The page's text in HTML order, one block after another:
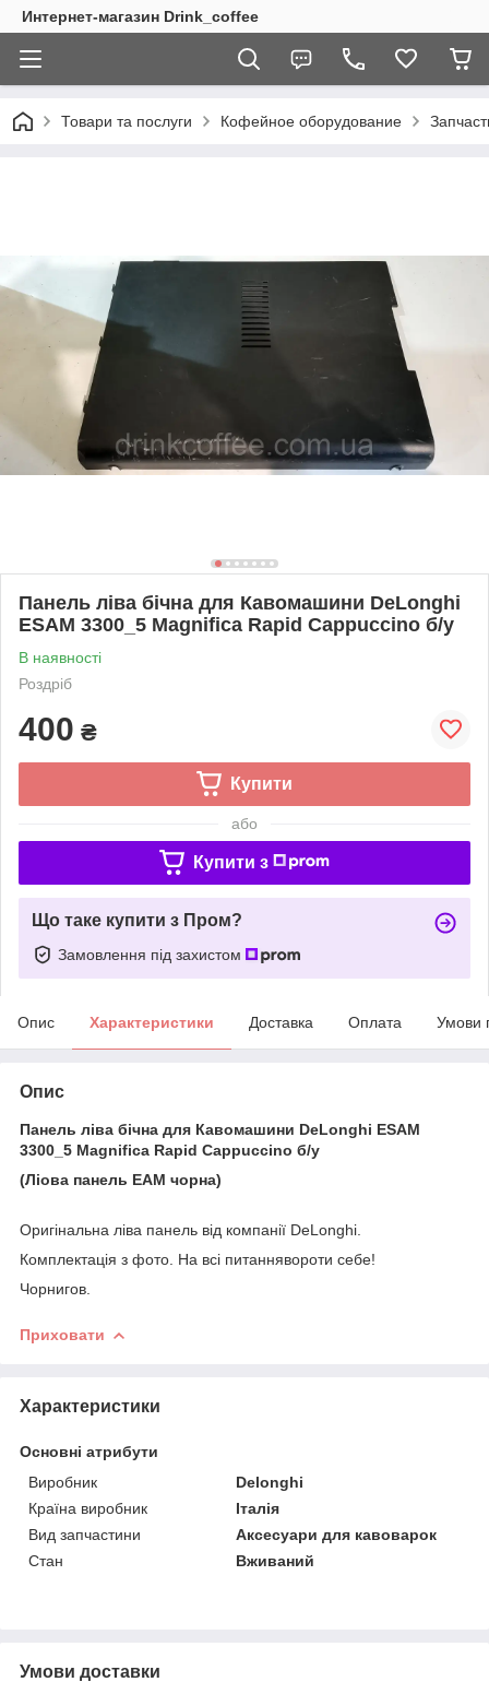
Интернет-магазин Drink_coffee
Товари та послуги Кофейное оборудование
Панель ліва бічна для Кавомашини DeLonghi
ESAM 3300_5 Magnifica Rapid Cappuccino б/у
В наявності
Роздріб
400 ₴
Купити
або
Купити з
Що таке купити з Пром?
Замовлення під захистом
Опис Характеристики Доставка Оплата Умови
Опис
Панель ліва бічна для Кавомашини DeLonghi ESAM
3300_5 Magnifica Rapid Cappuccino б/у
(Ліова панель EAM чорна)
Оригінальна ліва панель від компанії DeLonghi.
Комплектація з фото. На всі питаннявороти себе!
Чорнигов.
Приховати
Характеристики
Основні атрибути
Виробник
Delonghi
Країна виробник
Італія
Вид запчастини
Аксесуари для кавоварок
Стан
Вживаний
Умови доставки